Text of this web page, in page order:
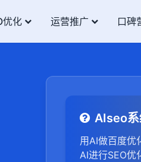
优化 运营推广 口碑
AIseo系
用AI做百度优
AI进行SEO优